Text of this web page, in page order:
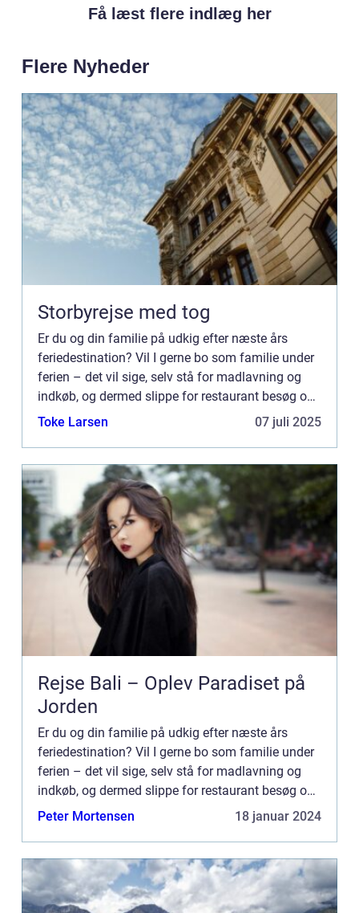
Få læst flere indlæg her
Flere Nyheder
Storbyrejse med tog
Er du og din familie på udkig efter næste års
feriedestination? Vil I gerne bo som familie under
ferien – det vil sige, selv stå for madlavning og
indkøb, og dermed slippe for restaurant besøg og
hotelmad, ...
Toke Larsen 07 juli 2025
Rejse Bali – Oplev Paradiset på
Jorden
Er du og din familie på udkig efter næste års
feriedestination? Vil I gerne bo som familie under
ferien – det vil sige, selv stå for madlavning og
indkøb, og dermed slippe for restaurant besøg og
hotelmad, ...
Peter Mortensen 18 januar 2024